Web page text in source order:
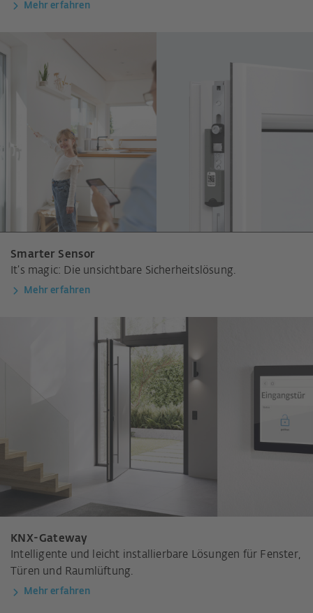
Mehr erfahren
Smarter Sensor
It’s magic: Die unsichtbare Sicherheitslösung.
Mehr erfahren
KNX-Gateway
Intelligente und leicht installierbare Lösungen für Fenster,
Türen und Raumlüftung.
Mehr erfahren